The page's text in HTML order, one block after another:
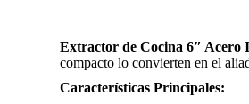
Extractor de Cocina 6″ Acero
compacto lo convierten en el
Características Principales: